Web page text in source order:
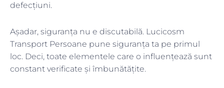
defecțiuni.
Așadar, siguranța nu e discutabilă. Lucicosm
Transport Persoane pune siguranța ta pe primul
loc. Deci, toate elementele care o influențează sunt
constant verificate și îmbunătățite.